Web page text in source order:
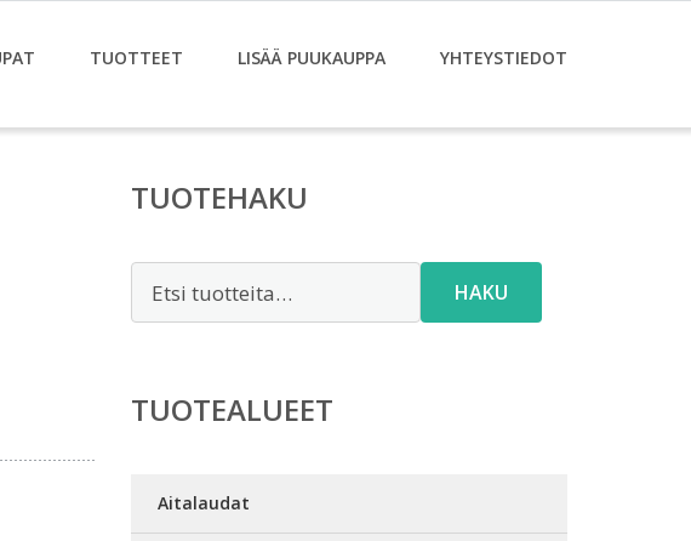
TUOTTEET LISÄÄ PUUKAUPPA YHTEYSTIEDOT
TUOTEHAKU
HAKU
TUOTEALUEET
Aitalaudat